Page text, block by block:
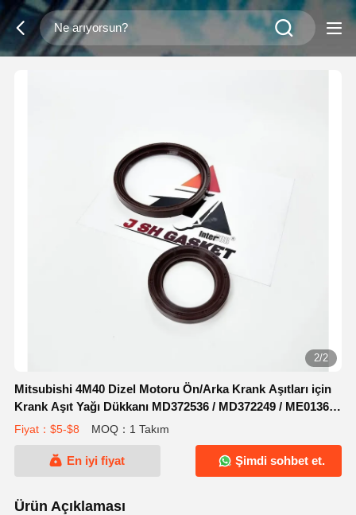
2/2
Mitsubishi 4M40 Dizel Motoru Ön/Arka Krank Aşıtları için
Krank Aşıt Yağı Dükkanı MD372536 / MD372249 / ME013662
/ ME202850 / ME200618
Fiyat：$5-$8 MOQ：1 Takım
En iyi fiyat Şimdi sohbet et.
Ürün Açıklaması